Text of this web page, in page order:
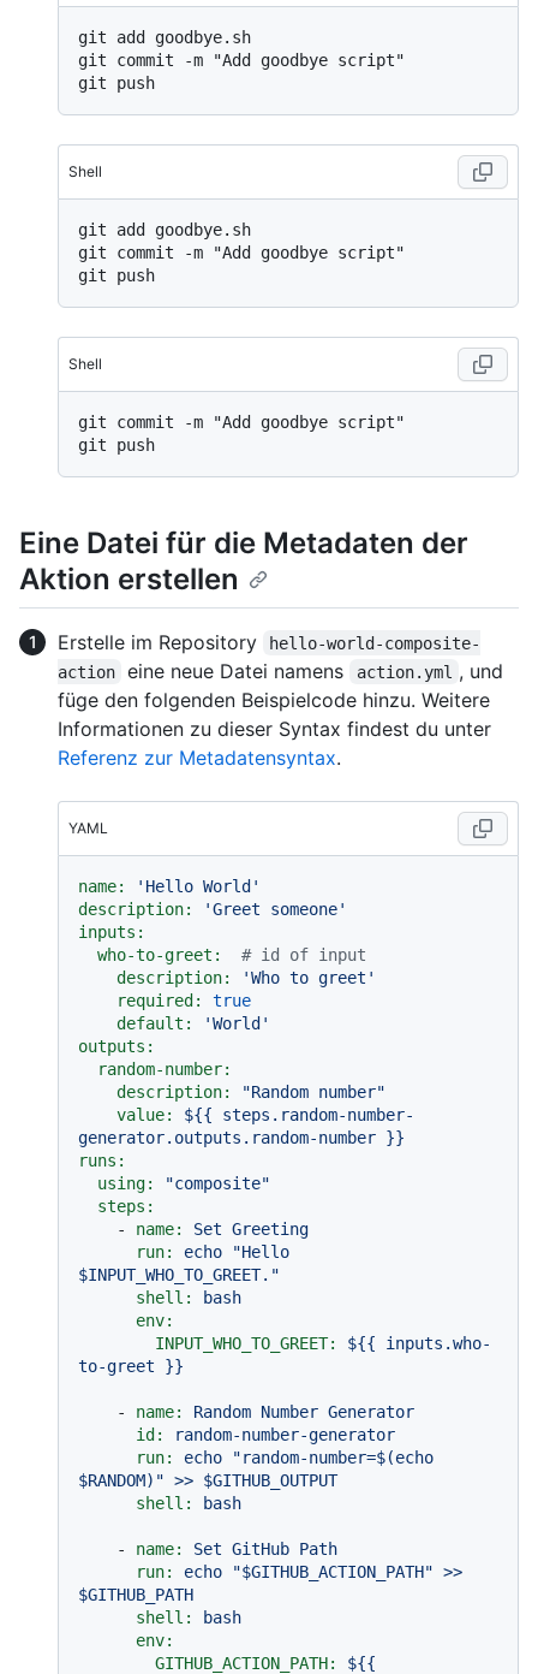
git add goodbye.sh
git commit -m "Add goodbye script"
Shell
git add goodbye.sh
git commit -m "Add goodbye script"
Shell
git commit -m "Add goodbye script"
Eine Datei für die Metadaten der
Aktion erstellen
Erstelle im Repository
hello-world-composite-
action
eine neue Datei namens action.yml , und
füge den folgenden Beispielcode hinzu. Weitere
Informationen zu dieser Syntax findest du unter
Referenz zur Metadatensyntax.
YAML
name:
'Hello World'
description:
'Greet someone'
inputs:
who-to-greet:
# id of input
description:
'Who to greet'
required:
true
default:
'World'
outputs:
random-number:
description:
"Random number"
value:
${{
steps.random-number-
generator.outputs.random-number }}
runs:
using:
"composite"
steps:
-
name: Set Greeting
run:
echo
"Hello
$INPUT_WHO_TO_GREET."
shell:
bash
env:
INPUT_WHO_TO_GREET:
${{
inputs.who-
to-greet
}}
- name: Random Number Generator
id:
random-number-generator
run:
echo
"random-number=$(echo
$RANDOM)" >> $GITHUB_OUTPUT
shell:
bash
- name: Set GitHub Path
run:
echo "$GITHUB_ACTION_PATH" >>
$GITHUB_PATH
shell:
bash
env:
GITHUB_ACTION_PATH:
${{